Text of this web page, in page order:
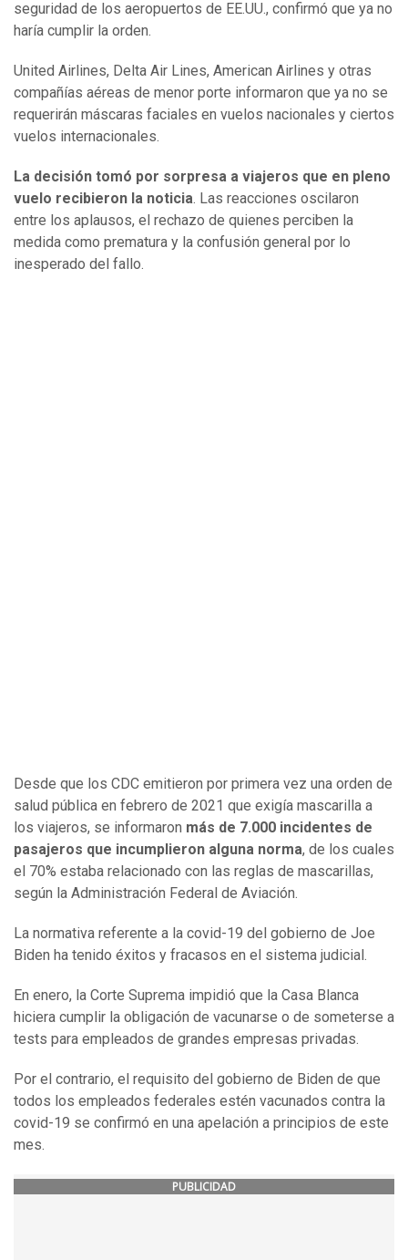
seguridad de los aeropuertos de EE.UU., confirmó que ya no
haría cumplir la orden.
United Airlines, Delta Air Lines, American Airlines y otras
compañías aéreas de menor porte informaron que ya no se
requerirán máscaras faciales en vuelos nacionales y ciertos
vuelos internacionales.
La decisión tomó por sorpresa a viajeros que en pleno
vuelo recibieron la noticia. Las reacciones oscilaron
entre los aplausos, el rechazo de quienes perciben la
medida como prematura y la confusión general por lo
inesperado del fallo.
Desde que los CDC emitieron por primera vez una orden de
salud pública en febrero de 2021 que exigía mascarilla a
los viajeros, se informaron más de 7.000 incidentes de
pasajeros que incumplieron alguna norma, de los cuales
el 70% estaba relacionado con las reglas de mascarillas,
según la Administración Federal de Aviación.
La normativa referente a la covid-19 del gobierno de Joe
Biden ha tenido éxitos y fracasos en el sistema judicial.
En enero, la Corte Suprema impidió que la Casa Blanca
hiciera cumplir la obligación de vacunarse o de someterse a
tests para empleados de grandes empresas privadas.
Por el contrario, el requisito del gobierno de Biden de que
todos los empleados federales estén vacunados contra la
covid-19 se confirmó en una apelación a principios de este
mes.
PUBLICIDAD